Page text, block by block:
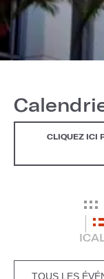
CLIQUEZ ICI